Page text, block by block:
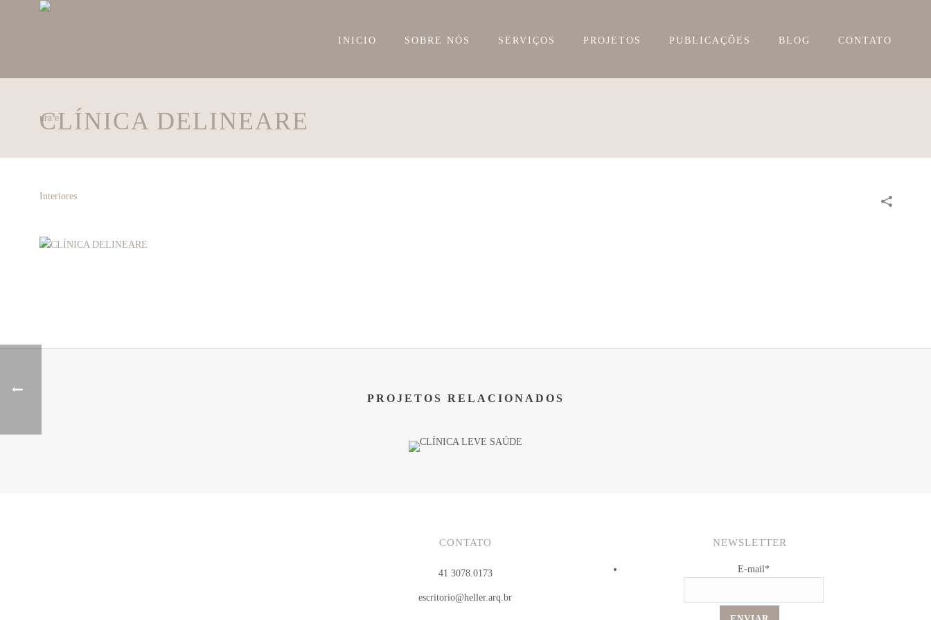
INICIO SOBRE NÓS SERVIÇOS PROJETOS PUBLICAÇÕES BLOG CONTATO
CLÍNICA DELINEARE
PROJETOS RELACIONADOS
CONTATO
41 3078.0173
escritorio@heller.arq.br
NEWSLETTER
E-mail*